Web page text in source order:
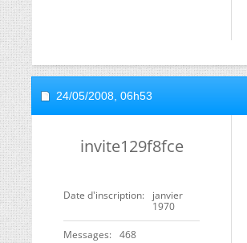
24/05/2008, 06h53
invite129f8fce
Date d'inscription
janvier
1970
Messages 468